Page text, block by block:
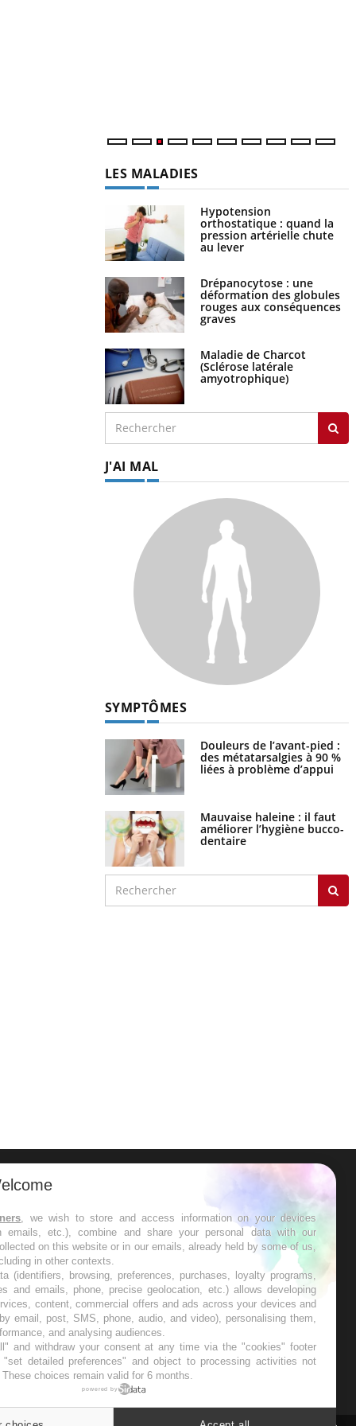
LES MALADIES
Hypotension
orthostatique : quand la
pression artérielle chute
au lever
Drépanocytose : une
déformation des globules
rouges aux conséquences
graves
Maladie de Charcot
(Sclérose latérale
amyotrophique)
J'AI MAL
SYMPTÔMES
Douleurs de l’avant-pied :
des métatarsalgies à 90 %
liées à problème d’appui
Mauvaise haleine : il faut
améliorer l’hygiène bucco-
dentaire
les semaines les meilleures
, we wish to store and access information on your devices
emails, etc.), combine and share your personal data with our
on this website or in our emails, already held by some of us,
in other contexts.
(identifiers, browsing, preferences, purchases, loyalty programs,
and emails, phone, precise geolocation, etc.) allows developing
content, commercial offers and ads across your devices and
email, post, SMS, phone, audio, and video), personalising them,
and analysing audiences.
and withdraw your consent at any time via the "cookies" footer
detailed preferences" and object to processing activities not
choices remain valid for 6 months.
powered by